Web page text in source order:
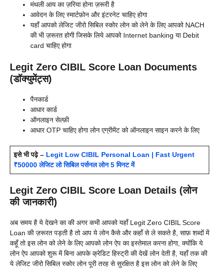
मंथली आय का ज़रिया होना ज़रूरी है
आवेदन के लिए स्मार्टफ़ोन और इंटरनेट चाहिए होगा
यहाँ आपको लेजिट जीरो सिबिल स्कोर लोन को लेने के लिए आपको NACH
की भी ज़रूरत होगी जिसके लिये आपको Internet banking या Debit
card चाहिए होगा
Legit Zero CIBIL Score Loan Documents
(डॉक्युमेंट्स)
पैनकार्ड
आधार कार्ड
ऑनलाइन सेल्फ़ी
आधार OTP चाहिए होगा लोन एग्रीमेंट को ऑनलाइन साइन करने के लिए
इसे भी पढ़े – Legit Low CIBIL Personal Loan | Fast Urgent
₹50000 लेजिट लो सिबिल पर्सनल लोन 5 मिनट में
Legit Zero CIBIL Score Loan Details (लोन
की जानकारी)
अब समय है ये देखने का की अगर कभी आपको यहाँ Legit Zero CIBIL Score
Loan की ज़रूरत पड़ती है तो आप ये लोन कैसे और कहाँ से ले सकते है, साफ़ शब्दों में
कहूँ तो इस लोन को लेने के लिए आपको लोन ऐप का इस्तेमाल करना होगा, क्योंकि ये
लोन ऐप आपको शुरू में बिना आपके क्रेडिट हिस्ट्री की देखें लोन देती है, यहाँ तक की
ये लेजिट जीरो सिबिल स्कोर लोन पूरी तरह से सुरक्षित है इस लोन को लेने के लिए